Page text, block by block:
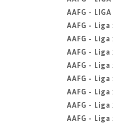
AAFG -
AAFG - Liga
AAFG - Liga
AAFG - Liga
AAFG - Liga
AAFG - Liga
AAFG - Liga
AAFG - Liga
AAFG -